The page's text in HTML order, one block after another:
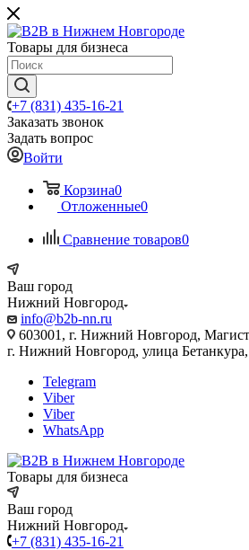
Товары для бизнеса
+7 (831) 435-16-21
Заказать звонок
Задать вопрос
Войти
Корзина0
Отложенные0
Сравнение товаров0
Ваш город
Нижний Новгород
info@b2b-nn.ru
603001, г. Нижний Новгород,
г. Нижний Новгород, улица
Telegram
Viber
Viber
WhatsApp
Товары для бизнеса
Ваш город
Нижний Новгород
+7 (831) 435-16-21